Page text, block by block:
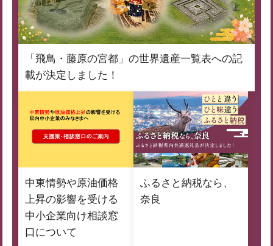
「飛鳥・藤原の宮都」の世界遺産一覧表への記
載が決定しました！
中東情勢や原油価格
上昇の影響を受ける
中小企業向け相談窓
口について
ふるさと納税なら、
奈良